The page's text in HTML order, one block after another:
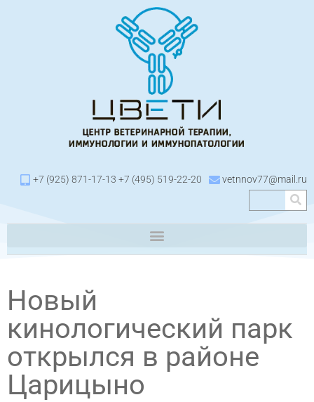
+7 (925) 871-17-13 +7 (495) 519-22-20 vetnnov77@mail.ru
Новый
кинологический парк
открылся в районе
Царицыно